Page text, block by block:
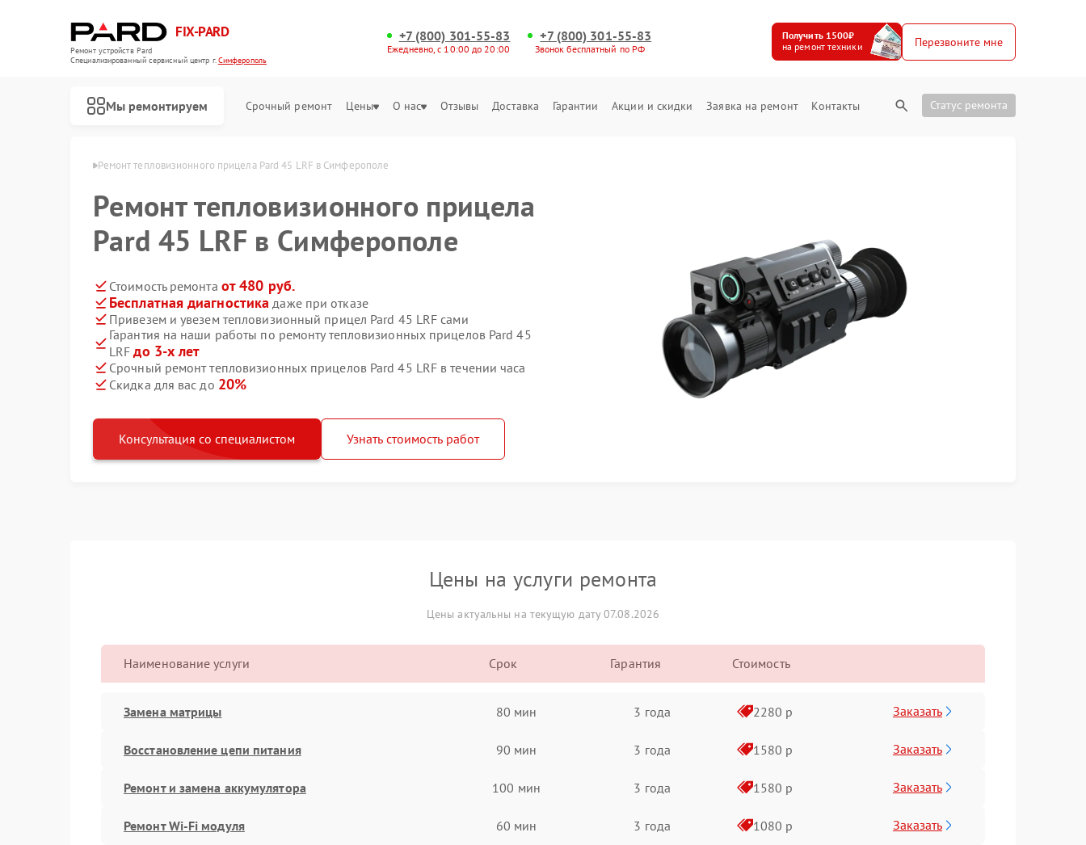
FIX-PARD
Ремонт устройств Pard
Специализированный cервисный центр г.Симферополь
+7 (800) 301-55-83
Ежедневно, с 10:00 до 20:00
+7 (800) 301-55-83
Звонок бесплатный по РФ
Получить 1500₽
на ремонт техники
Перезвоните мне
Мы ремонтируем Срочный ремонт Цены О нас Отзывы Доставка Гарантии Акции и скидки Заявка на ремонт Контакты Статус ремонта
Ремонт тепловизионного прицела Pard 45 LRF в Симферополе
Ремонт тепловизионного прицела
Pard 45 LRF в Симферополе
Стоимость ремонта от 480 руб.
Бесплатная диагностика даже при отказе
Привезем и увезем тепловизионный прицел Pard 45 LRF сами
Гарантия на наши работы по ремонту тепловизионных прицелов Pard 45
LRFдо 3-х лет
Срочный ремонт тепловизионных прицелов Pard 45 LRF в течении часа
Скидка для вас до 20%
Консультация со специалистом Узнать стоимость работ
Цены на услуги ремонта
Цены актуальны на текущую дату 07.08.2026
Наименование услуги Срок Гарантия Стоимость
Замена матрицы 80 мин 3 года 2280 р Заказать
Восстановление цепи питания 90 мин 3 года 1580 р Заказать
Ремонт и замена аккумулятора 100 мин 3 года 1580 р Заказать
Ремонт Wi-Fi модуля 60 мин 3 года 1080 р Заказать